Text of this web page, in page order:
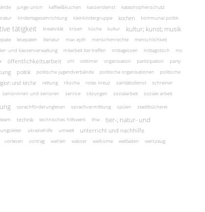
junge union kaffee&kuchen kassendienst
katastrophenschutz
kindertageseinrichtung kleinkindergruppe kochen
kommunal politik
tätigkeit kreativität krisen küche kultur kultur; kunst; musik
lesepaten literatur max eyth menschenrechte menschlichkeit
und kassenverwaltung mitarbeit bei treffen mittagessen mittagstisch
ms
öffentlichkeitsarbeit ohl oldtimer organisation partizipation
party
politik politische jugendverbände politische organisationen
politische
und kirche rettung rikscha rotes kreuz sanitätsdienst
schreiner
seniorinnen und senioren service sitzungen sozialarbeit soziale arbeit
sprachförderunglesen sprachvermittlung spülen
stadtbücherei
team technik technisches hilfswerk thw
tier-; natur- und
ukrainehilfe umwelt unterricht und nachhilfe
vorlesen vortrag wahlen wasser wellcome weltladen
werkzeug